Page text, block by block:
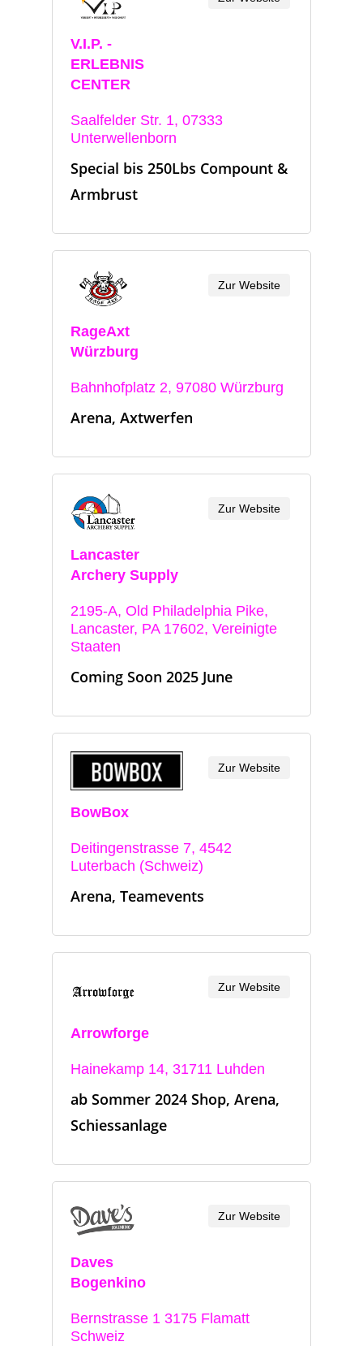
V.I.P. -
ERLEBNIS
CENTER
Saalfelder Str. 1, 07333
Unterwellenborn
Special bis 250Lbs Compount &
Armbrust
RageAxt
Würzburg
Bahnhofplatz 2, 97080 Würzburg
Arena, Axtwerfen
Zur Website
Lancaster
Archery Supply
2195-A, Old Philadelphia Pike,
Lancaster, PA 17602, Vereinigte
Staaten
Coming Soon 2025 June
Zur Website
BowBox
Deitingenstrasse 7, 4542
Luterbach (Schweiz)
Arena, Teamevents
Zur Website
Arrowforge
Hainekamp 14, 31711 Luhden
ab Sommer 2024 Shop, Arena,
Schiessanlage
Zur Website
Daves
Bogenkino
Bernstrasse 1 3175 Flamatt
Schweiz
Zur Website